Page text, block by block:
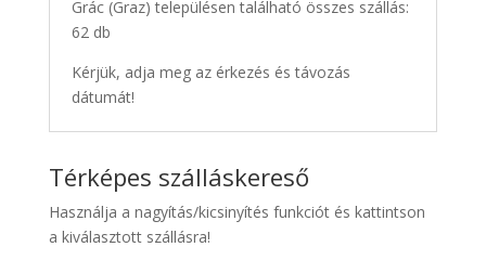
Grác (Graz) településen található összes szállás:
62 db
Kérjük, adja meg az érkezés és távozás
dátumát!
Térképes szálláskereső
Használja a nagyítás/kicsinyítés funkciót és kattintson
a kiválasztott szállásra!